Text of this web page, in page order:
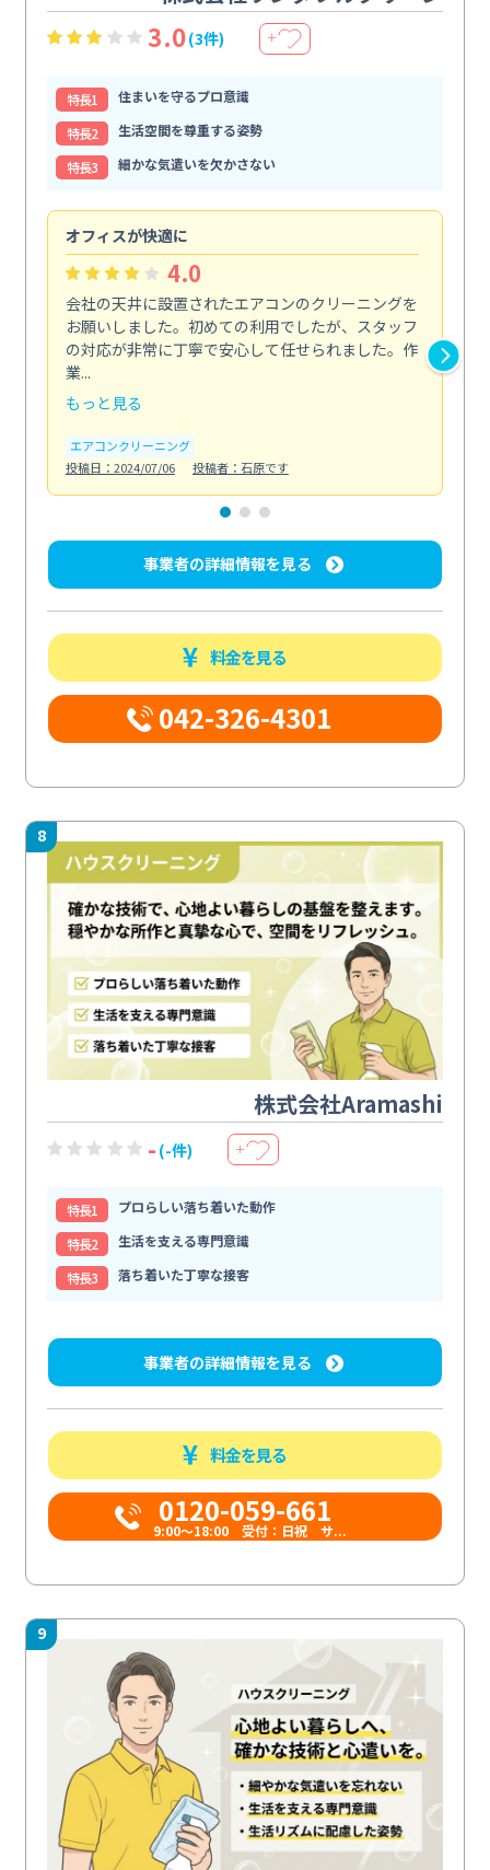
3.0(3件) ＋
特⻑1
住まいを守るプロ意識
特⻑2
生活空間を尊重する姿勢
特⻑3
細かな気遣いを欠かさない
オフィスが快適に
4.0
会社の天井に設置されたエアコンのクリーニングを
お願いしました。初めての利用でしたが、スタッフ
の対応が非常に丁寧で安心して任せられました。作
業...
もっと見る
エアコンクリーニング
投稿日：2024/07/06
投稿者：石原です
事業者の詳細情報を見る
料金を見る
042-326-4301
8
株式会社Aramashi
- (-件) ＋
特⻑1
プロらしい落ち着いた動作
特⻑2
生活を支える専門意識
特⻑3
落ち着いた丁寧な接客
事業者の詳細情報を見る
料金を見る
0120-059-661
9:00〜18:00 受付：日祝 サ...
9